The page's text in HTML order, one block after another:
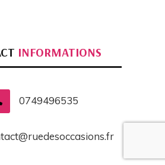
INFORMATIONS
0749496535